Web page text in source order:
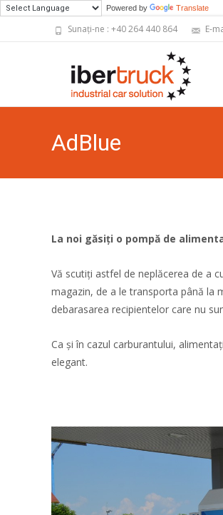
Powered by Translate
Sunați-ne : +40 264 440 864 E-
AdBlue
La noi găsiți o pompă de
Vă scutiți astfel de neplăcerea de a
magazin, de a le transporta până la
debarasarea recipientelor care nu
Ca și în cazul carburantului,
elegant.